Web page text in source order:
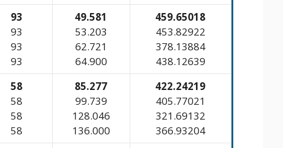
93
93
93
93
49.581
53.203
62.721
64.900
459.65018
453.82922
378.13884
438.12639
58
58
58
58
85.277
99.739
128.046
136.000
422.24219
405.77021
321.69132
366.93204